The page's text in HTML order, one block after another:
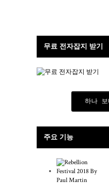
무료 전자잡지 받기
하나 보
주요 기능